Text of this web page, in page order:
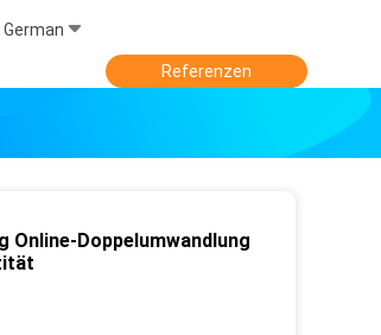
German
Referenzen
Doppelumwandlung